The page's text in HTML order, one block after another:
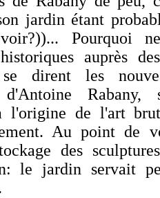
jardin étant
Pourquoi
auprès
dirent les
Rabany,
l'origine de l'art
Au point de
des
le jardin servait